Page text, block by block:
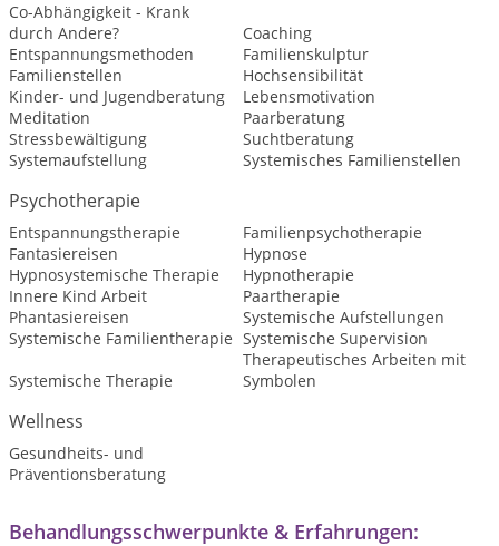
Co-Abhängigkeit - Krank
durch Andere?
Coaching
Entspannungsmethoden
Familienskulptur
Familienstellen
Hochsensibilität
Kinder- und Jugendberatung
Lebensmotivation
Meditation
Paarberatung
Stressbewältigung
Suchtberatung
Systemaufstellung
Systemisches Familienstellen
Psychotherapie
Entspannungstherapie
Familienpsychotherapie
Fantasiereisen
Hypnose
Hypnosystemische Therapie
Hypnotherapie
Innere Kind Arbeit
Paartherapie
Phantasiereisen
Systemische Aufstellungen
Systemische Familientherapie Systemische Supervision
Systemische Therapie
Therapeutisches Arbeiten mit
Symbolen
Wellness
Gesundheits- und
Präventionsberatung
Behandlungsschwerpunkte & Erfahrungen: